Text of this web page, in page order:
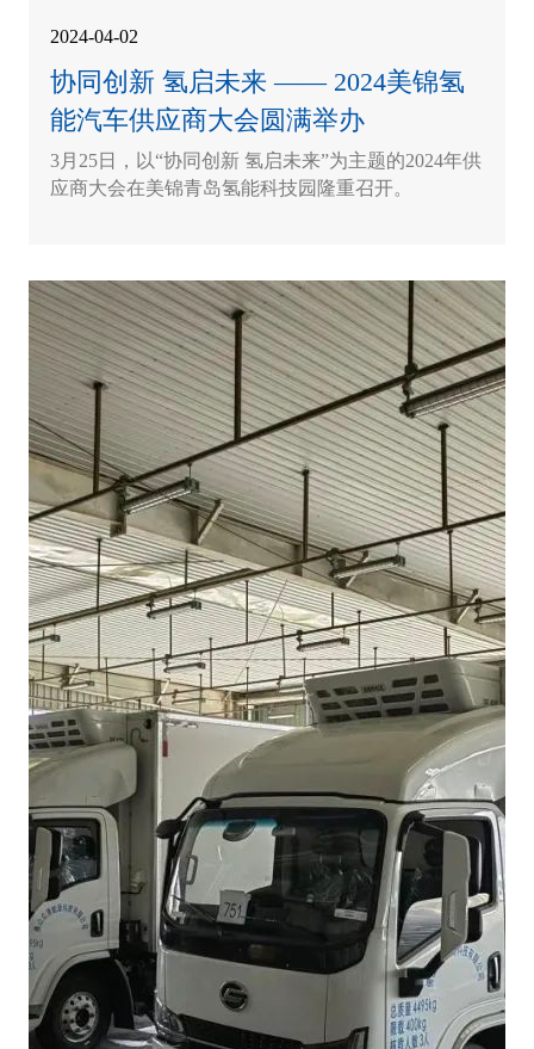
2024-04-02
协同创新 氢启未来 —— 2024美锦氢
能汽车供应商大会圆满举办
3月25日，以“协同创新 氢启未来”为主题的2024年供
应商大会在美锦青岛氢能科技园隆重召开。